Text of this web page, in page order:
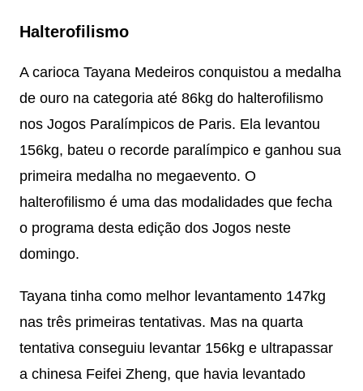
Halterofilismo
A carioca Tayana Medeiros conquistou a medalha
de ouro na categoria até 86kg do halterofilismo
nos Jogos Paralímpicos de Paris. Ela levantou
156kg, bateu o recorde paralímpico e ganhou sua
primeira medalha no megaevento. O
halterofilismo é uma das modalidades que fecha
o programa desta edição dos Jogos neste
domingo.
Tayana tinha como melhor levantamento 147kg
nas três primeiras tentativas. Mas na quarta
tentativa conseguiu levantar 156kg e ultrapassar
a chinesa Feifei Zheng, que havia levantado